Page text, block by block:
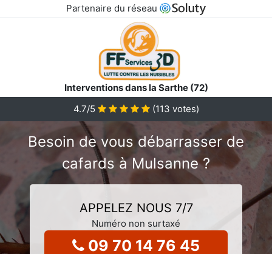
Partenaire du réseau
Interventions dans la Sarthe (72)
4.7/5 (113 votes)
Besoin de vous débarrasser de
cafards à Mulsanne ?
APPELEZ NOUS 7/7
Numéro non surtaxé
09 70 14 76 45